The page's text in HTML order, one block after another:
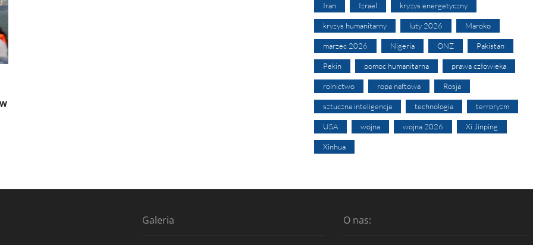
Iran Izrael kryzys energetyczny
kryzys humanitarny luty 2026 Maroko
marzec 2026 Nigeria ONZ Pakistan
Pekin pomoc humanitarna prawa człowieka
rolnictwo ropa naftowa Rosja
sztuczna inteligencja technologia terroryzm
USA wojna wojna 2026 Xi Jinping
Xinhua
Galeria O nas: